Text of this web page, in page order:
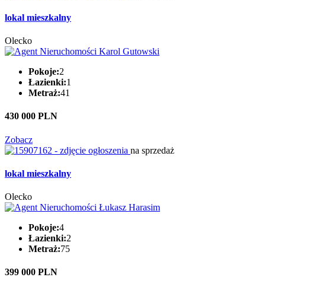
lokal mieszkalny
Olecko
Pokoje:2
Łazienki:1
Metraż:41
430 000 PLN
Zobacz
na sprzedaż
lokal mieszkalny
Olecko
Pokoje:4
Łazienki:2
Metraż:75
399 000 PLN